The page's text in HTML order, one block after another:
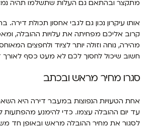
מתקצר ובהתאם גם העלות שתשלמו תהיה
אותו עיקרון נכון גם לגבי אחסון תכולת
קרוב אליכם מפחיתה את עלויות ההובלה,
מהירה, נוחה וזולה יותר לציוד ולחפצים
חשוב שיכול לחסוך לכם לא מעט כסף לאורך
סגרו מחיר מראש ובכתב
אחת הטעויות הנפוצות במעבר דירה היא
עד יום ההובלה עצמו. כדי להימנע מהפתעות
לסגור את מחיר ההובלה מראש ובאופן חד